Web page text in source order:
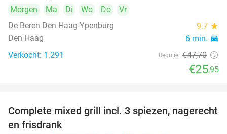
Morgen Ma Di Wo Do
Vr
De Beren Den Haag-Ypenburg
9.7 star
Den Haag 6 min. directions_car
Verkocht: 1.291 Regulier €47,70
€25,95
34%
Complete mixed grill incl. 3 spiezen, nagerecht
en frisdrank